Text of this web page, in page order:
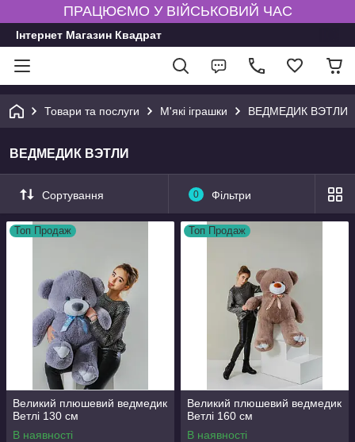
ПРАЦЮЄМО У ВІЙСЬКОВИЙ ЧАС
Інтернет Магазин Квадрат
Товари та послуги М'які іграшки ВЕДМЕДИК ВЭТЛИ
ВЕДМЕДИК ВЭТЛИ
Сортування 0 Фільтри
Топ Продаж
Великий плюшевий ведмедик
Ветлі 130 см
В наявності
Топ Продаж
Великий плюшевий ведмедик
Ветлі 160 см
В наявності